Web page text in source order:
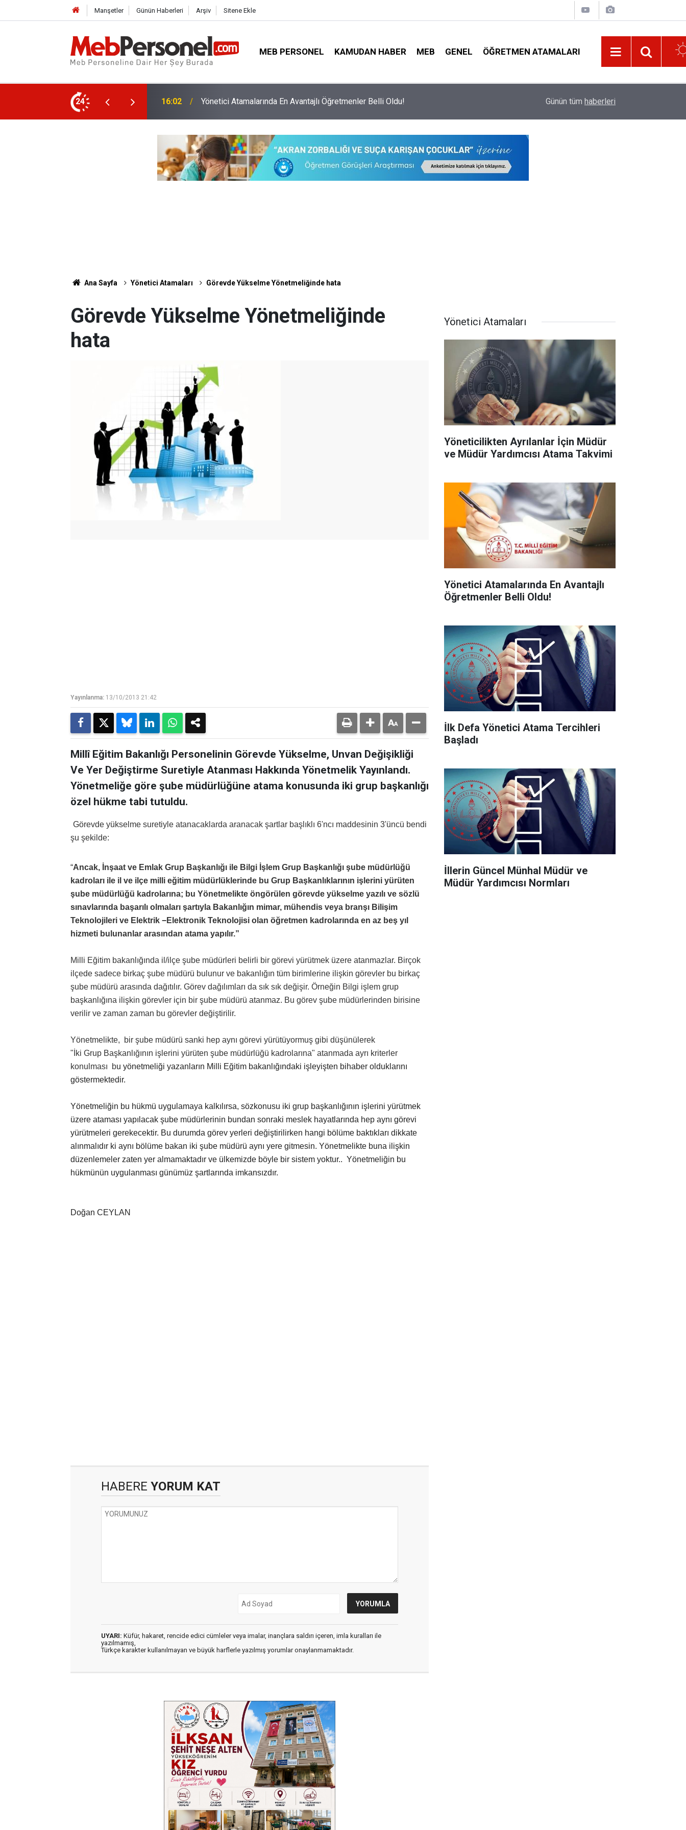
Manşetler Günün Haberleri Arşiv Sitene Ekle
MEB PERSONEL KAMUDAN HABER MEB GENEL ÖĞRETMEN ATAMALARI
24
Öğretmenler Belli Oldu! 15:32 Yeni Dönemde O Şartları Taşıyan Okullara Güvenlik Görevlisi Verilecek! Meslek Liselerindeki O Bölüm Kapatılıyor!
Günün tüm haberleri
Ana Sayfa Yönetici Atamaları Görevde Yükselme Yönetmeliğinde hata
Görevde Yükselme Yönetmeliğinde
hata
Yayınlanma: 13/10/2013 21:42
Millî Eğitim Bakanlığı Personelinin Görevde Yükselme, Unvan Değişikliği
Ve Yer Değiştirme Suretiyle Atanması Hakkında Yönetmelik Yayınlandı.
Yönetmeliğe göre şube müdürlüğüne atama konusunda iki grup başkanlığı
özel hükme tabi tutuldu.
Görevde yükselme suretiyle atanacaklarda aranacak şartlar başlıklı 6'ncı maddesinin 3'üncü bendi
şu şekilde:
“Ancak, İnşaat ve Emlak Grup Başkanlığı ile Bilgi İşlem Grup Başkanlığı şube müdürlüğü
kadroları ile il ve ilçe milli eğitim müdürlüklerinde bu Grup Başkanlıklarının işlerini yürüten
şube müdürlüğü kadrolarına; bu Yönetmelikte öngörülen görevde yükselme yazılı ve sözlü
sınavlarında başarılı olmaları şartıyla Bakanlığın mimar, mühendis veya branşı Bilişim
Teknolojileri ve Elektrik −Elektronik Teknolojisi olan öğretmen kadrolarında en az beş yıl
hizmeti bulunanlar arasından atama yapılır.”
Milli Eğitim bakanlığında il/ilçe şube müdürleri belirli bir görevi yürütmek üzere atanmazlar. Birçok
ilçede sadece birkaç şube müdürü bulunur ve bakanlığın tüm birimlerine ilişkin görevler bu birkaç
şube müdürü arasında dağıtılır. Görev dağılımları da sık sık değişir. Örneğin Bilgi işlem grup
başkanlığına ilişkin görevler için bir şube müdürü atanmaz. Bu görev şube müdürlerinden birisine
verilir ve zaman zaman bu görevler değiştirilir.
Yönetmelikte, bir şube müdürü sanki hep aynı görevi yürütüyormuş gibi düşünülerek
"İki Grup Başkanlığının işlerini yürüten şube müdürlüğü kadrolarına" atanmada ayrı kriterler
konulması bu yönetmeliği yazanların Milli Eğitim bakanlığındaki işleyişten bihaber olduklarını
göstermektedir.
Yönetmeliğin bu hükmü uygulamaya kalkılırsa, sözkonusu iki grup başkanlığının işlerini yürütmek
üzere ataması yapılacak şube müdürlerinin bundan sonraki meslek hayatlarında hep aynı görevi
yürütmeleri gerekecektir. Bu durumda görev yerleri değiştirilirken hangi bölüme baktıkları dikkate
alınmalıdır ki aynı bölüme bakan iki şube müdürü aynı yere gitmesin. Yönetmelikte buna ilişkin
düzenlemeler zaten yer almamaktadır ve ülkemizde böyle bir sistem yoktur.. Yönetmeliğin bu
hükmünün uygulanması günümüz şartlarında imkansızdır.
Doğan CEYLAN
HABERE YORUM KAT
UYARI: Küfür, hakaret, rencide edici cümleler veya imalar, inançlara saldırı içeren, imla kuralları ile
yazılmamış,
Türkçe karakter kullanılmayan ve büyük harflerle yazılmış yorumlar onaylanmamaktadır.
Yönetici Atamaları
Yöneticilikten Ayrılanlar İçin Müdür
ve Müdür Yardımcısı Atama Takvimi
Yönetici Atamalarında En Avantajlı
Öğretmenler Belli Oldu!
İlk Defa Yönetici Atama Tercihleri
Başladı
İllerin Güncel Münhal Müdür ve
Müdür Yardımcısı Normları